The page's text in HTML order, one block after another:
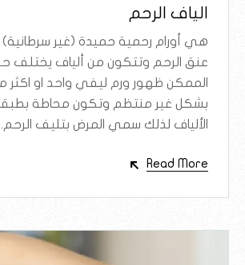
الياف الرحم
هي أورام رحمية حميدة (غير سرطانية)
عنق الرحم وتتكون من ألياف يختلف
الممكن ظهور ورم ليفي واحد او اكثر
بشكل غير منتظم وتكون محاطة
الألياف لذلك سمي المرض بتليف الرحم.
Read More